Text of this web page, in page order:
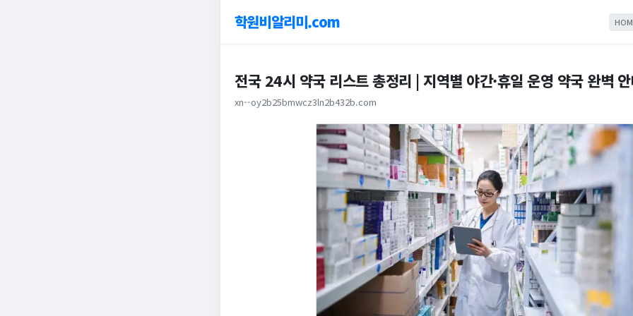
학원비알리미.com
전국 24시 약국 리스트 총정리 | 지역별 야간·휴일 운영 약국 완벽
xn--oy2b25bmwcz3ln2b432b.com